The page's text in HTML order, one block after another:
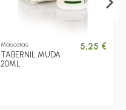
Mascotas
TABERNIL MUDA
20ML
5,25 €